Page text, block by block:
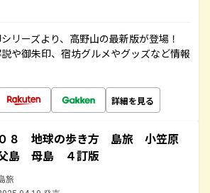
リーズより、高野山の最新版が登場！
や御朱印、宿坊グルメやグッズなど情報
詳細を見る
０８ 地球の歩き方 島旅 小笠原
島 母島 ４訂版
旅